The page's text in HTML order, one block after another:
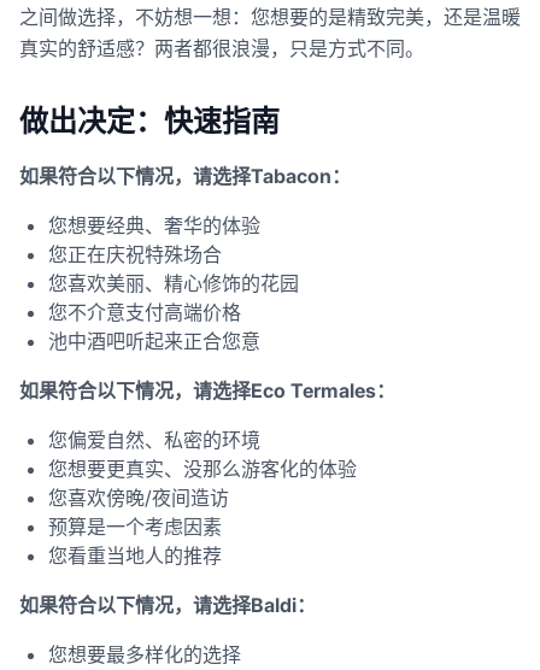
之间做选择，不妨想一想：您想要的是精致完美，还是温暖
真实的舒适感？两者都很浪漫，只是方式不同。
做出决定：快速指南
如果符合以下情况，请选择Tabacon：
您想要经典、奢华的体验
您正在庆祝特殊场合
您喜欢美丽、精心修饰的花园
您不介意支付高端价格
池中酒吧听起来正合您意
如果符合以下情况，请选择Eco Termales：
您偏爱自然、私密的环境
您想要更真实、没那么游客化的体验
您喜欢傍晚/夜间造访
预算是一个考虑因素
您看重当地人的推荐
如果符合以下情况，请选择Baldi：
您想要最多样化的选择